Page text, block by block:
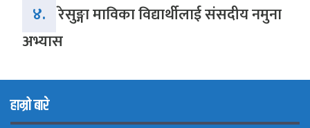
४. रेसुङ्गा माविका विद्यार्थीलाई संसदीय नमुना
अभ्यास
हाम्रो बारे